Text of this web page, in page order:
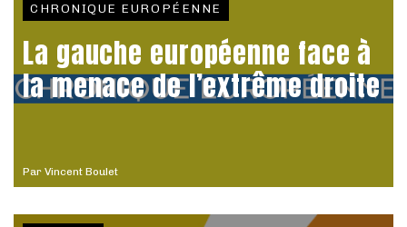
Par Vincent Boulet
CHRONIQUE EUROPÉENNE
La gauche européenne face à
la menace de l’extrême droite